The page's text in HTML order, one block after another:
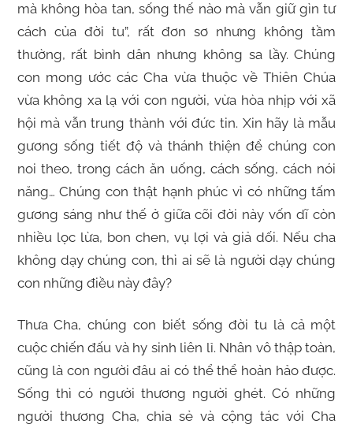
mà không hòa tan, sống thế nào mà vẫn giữ gìn tư
cách của đời tu”, rất đơn sơ nhưng không tầm
thường, rất bình dân nhưng không sa lầy. Chúng
con mong ước các Cha vừa thuộc về Thiên Chúa
vừa không xa lạ với con người, vừa hòa nhịp với xã
hội mà vẫn trung thành với đức tin. Xin hãy là mẫu
gương sống tiết độ và thánh thiện để chúng con
noi theo, trong cách ăn uống, cách sống, cách nói
năng… Chúng con thật hạnh phúc vì có những tấm
gương sáng như thế ở giữa cõi đời này vốn dĩ còn
nhiều lọc lừa, bon chen, vụ lợi và giả dối. Nếu cha
không dạy chúng con, thì ai sẽ là người dạy chúng
con những điều này đây?
Thưa Cha, chúng con biết sống đời tu là cả một
cuộc chiến đấu và hy sinh liên lỉ. Nhân vô thập toàn,
cũng là con người đâu ai có thể thể hoàn hảo được.
Sống thì có người thương người ghét. Có những
người thương Cha, chia sẻ và cộng tác với Cha